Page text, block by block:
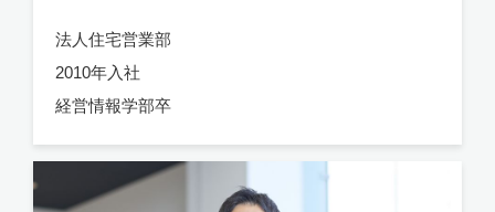
法人住宅営業部
2010年入社
経営情報学部卒